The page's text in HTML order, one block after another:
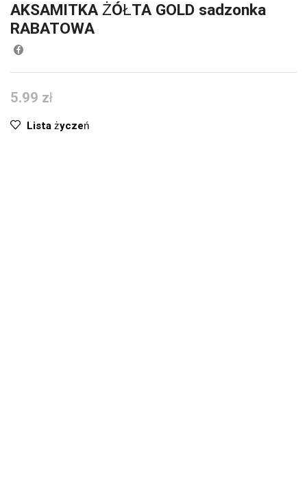
AKSAMITKA ŻÓŁTA GOLD sadzonka
RABATOWA
5.99 zł
Lista życzeń